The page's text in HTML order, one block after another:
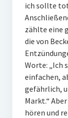
ich sollte
zählte eine
die von
Worte: „Ich
einfachen,
gefährlich,
Markt.“
hören und